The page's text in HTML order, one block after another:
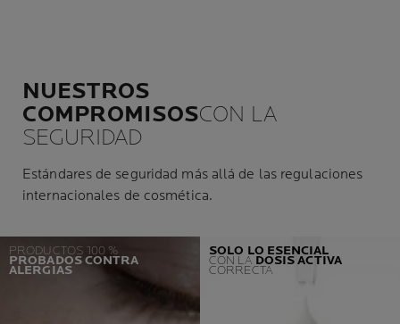
NUESTROS
COMPROMISOSCON LA
SEGURIDAD
Estándares de seguridad más allá de las regulaciones
internacionales de cosmética.
PRODUCTOS 100 %
PROBADOS CONTRA
ALERGIAS
SOLO LO ESENCIAL
CON LA DOSIS ACTIVA
CORRECTA